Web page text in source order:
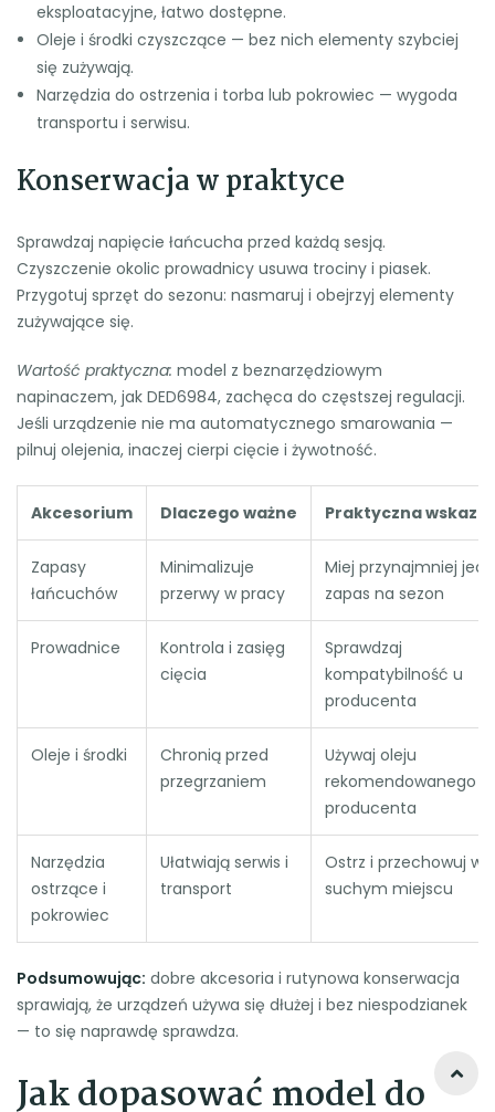
eksploatacyjne, łatwo dostępne.
Oleje i środki czyszczące — bez nich elementy szybciej
się zużywają.
Narzędzia do ostrzenia i torba lub pokrowiec — wygoda
transportu i serwisu.
Konserwacja w praktyce
Sprawdzaj napięcie łańcucha przed każdą sesją.
Czyszczenie okolic prowadnicy usuwa trociny i piasek.
Przygotuj sprzęt do sezonu: nasmaruj i obejrzyj elementy
zużywające się.
Wartość praktyczna: model z beznarzędziowym
napinaczem, jak DED6984, zachęca do częstszej regulacji.
Jeśli urządzenie nie ma automatycznego smarowania —
pilnuj olejenia, inaczej cierpi cięcie i żywotność.
Akcesorium Dlaczego ważne Praktyczna
Zapasy
łańcuchów
Minimalizuje
przerwy w pracy
Miej przynajmniej
zapas na sezon
Prowadnice
Kontrola i zasięg
cięcia
Sprawdzaj
kompatybilność u
producenta
Oleje i środki
Chronią przed
przegrzaniem
Używaj oleju
rekomendowanego
producenta
Narzędzia
ostrzące i
pokrowiec
Ułatwiają serwis i
transport
Ostrz i przechowuj w
suchym miejscu
Podsumowując: dobre akcesoria i rutynowa konserwacja
sprawiają, że urządzeń używa się dłużej i bez niespodzianek
— to się naprawdę sprawdza.
Jak dopasować model do